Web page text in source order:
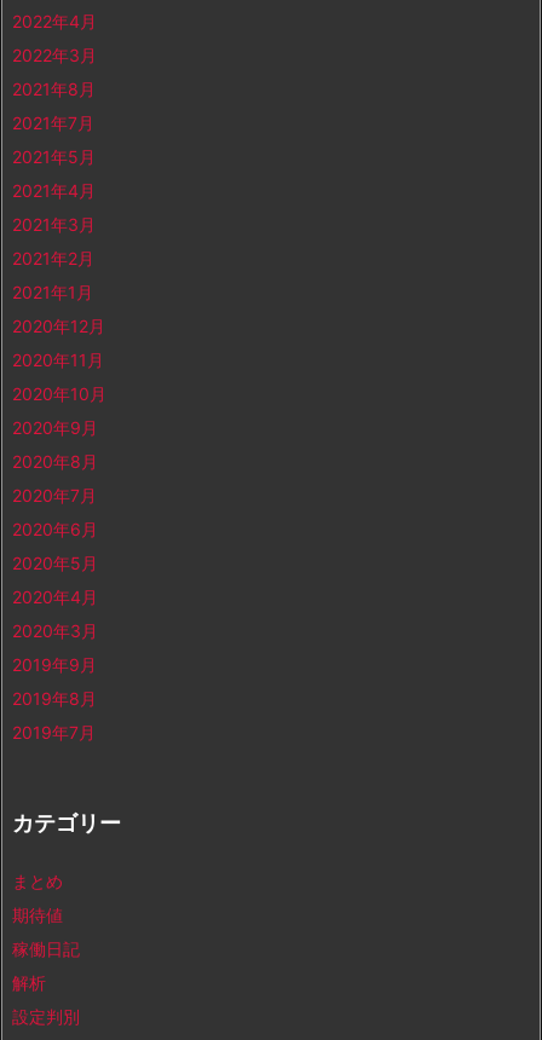
2022年4月
2022年3月
2021年8月
2021年7月
2021年5月
2021年4月
2021年3月
2021年2月
2021年1月
2020年12月
2020年11月
2020年10月
2020年9月
2020年8月
2020年7月
2020年6月
2020年5月
2020年4月
2020年3月
2019年9月
2019年8月
2019年7月
カテゴリー
まとめ
期待値
稼働日記
解析
設定判別